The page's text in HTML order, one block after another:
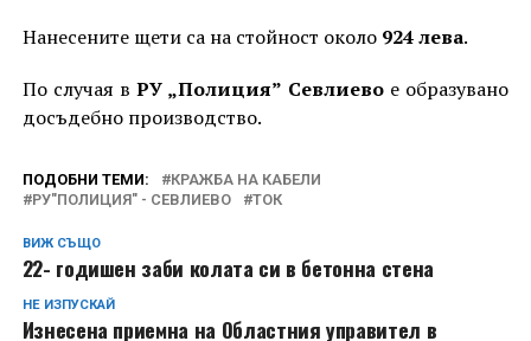
Нанесените щети са на стойност около 924лева.
По случая в РУ „Полиция” Севлиево е образувано
досъдебно производство.
ПОДОБНИ ТЕМИ:
КРАЖБА НА КАБЕЛИ
РУ"ПОЛИЦИЯ" - СЕВЛИЕВО
ТОК
ВИЖ СЪЩО
22- годишен заби колата си в бетонна стена
НЕ ИЗПУСКАЙ
Изнесена приемна на Областния управител в